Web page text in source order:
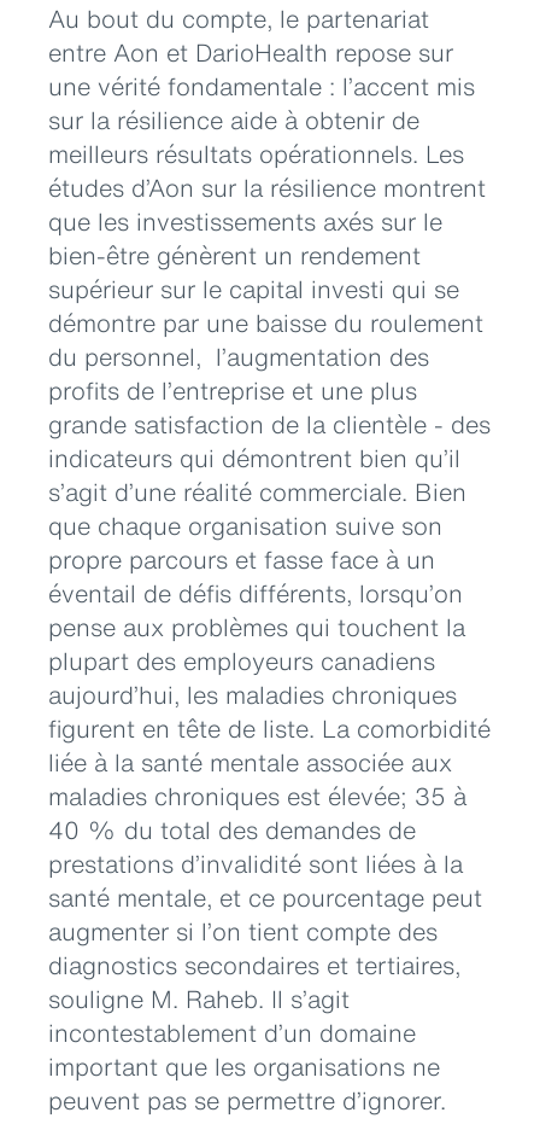
Au bout du compte, le partenariat
entre Aon et DarioHealth repose sur
une vérité fondamentale : l’accent mis
sur la résilience aide à obtenir de
meilleurs résultats opérationnels. Les
études d’Aon sur la résilience montrent
que les investissements axés sur le
bien-être génèrent un rendement
supérieur sur le capital investi qui se
démontre par une baisse du roulement
du personnel, l’augmentation des
profits de l’entreprise et une plus
grande satisfaction de la clientèle - des
indicateurs qui démontrent bien qu’il
s’agit d’une réalité commerciale. Bien
que chaque organisation suive son
propre parcours et fasse face à un
éventail de défis différents, lorsqu’on
pense aux problèmes qui touchent la
plupart des employeurs canadiens
aujourd’hui, les maladies chroniques
figurent en tête de liste. La comorbidité
liée à la santé mentale associée aux
maladies chroniques est élevée; 35 à
40 % du total des demandes de
prestations d’invalidité sont liées à la
santé mentale, et ce pourcentage peut
augmenter si l’on tient compte des
diagnostics secondaires et tertiaires,
souligne M. Raheb. Il s’agit
incontestablement d’un domaine
important que les organisations ne
peuvent pas se permettre d’ignorer.